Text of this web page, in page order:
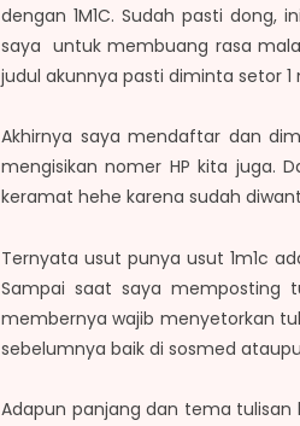
dengan 1M1C. Sudah pasti
saya untuk membuang rasa
judul akunnya pasti diminta setor 1
Akhirnya saya mendaftar dan
mengisikan nomer HP kita juga.
keramat hehe karena sudah
Ternyata usut punya usut 1m1c
Sampai saat saya memposting
membernya wajib menyetorkan
sebelumnya baik di sosmed
Adapun panjang dan tema